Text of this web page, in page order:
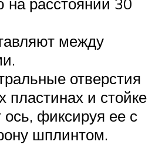
между
отверстия
пластинах и стойке
ось, фиксируя ее с
шплинтом.